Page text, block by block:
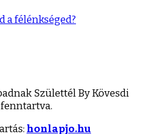
a félénkséged?
Születtél By Kövesdi
honlapjo.hu